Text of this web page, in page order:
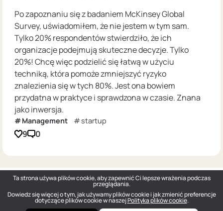
Po zapoznaniu się z badaniem McKinsey Global
Survey, uświadomiłem, że nie jestem w tym sam.
Tylko 20% respondentów stwierdziło, że ich
organizacje podejmują skuteczne decyzje. Tylko
20%! Chcę więc podzielić się łatwą w użyciu
techniką, która pomoże zmniejszyć ryzyko
znalezienia się w tych 80%. Jest ona bowiem
przydatna w praktyce i sprawdzona w czasie. Znana
jako inwersja.
Management startup
9 0
Ta strona używa plików cookie, aby zapewnić Ci lepsze wrażenia podczas
przeglądania.
Dowiedz się więcej o tym, jak używamy plików cookie i jak zmienić preferencje
dotyczące plików cookie w naszejPolityka plików cookie.